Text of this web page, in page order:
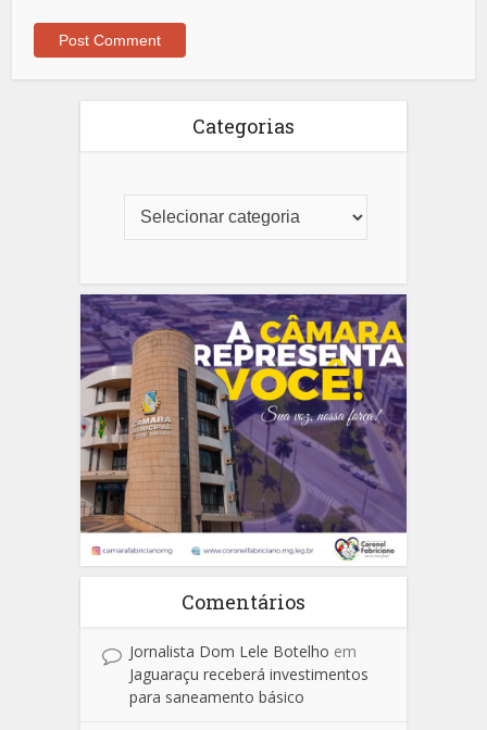
Categorias
Comentários
Jornalista Dom Lele Botelho em
Jaguaraçu receberá investimentos
para saneamento básico